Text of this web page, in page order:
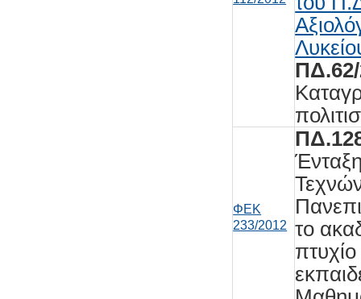
ΦΕΚ
233/2012
το